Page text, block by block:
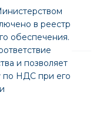
в реестр
обеспечения.
и позволяет
по НДС при его